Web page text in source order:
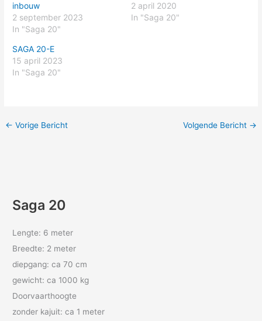
inbouw
2 september 2023
In "Saga 20"
2 april 2020
In "Saga 20"
SAGA 20-E
15 april 2023
In "Saga 20"
← Vorige Bericht Volgende Bericht →
Saga 20
Lengte: 6 meter
Breedte: 2 meter
diepgang: ca 70 cm
gewicht: ca 1000 kg
Doorvaarthoogte
zonder kajuit: ca 1 meter